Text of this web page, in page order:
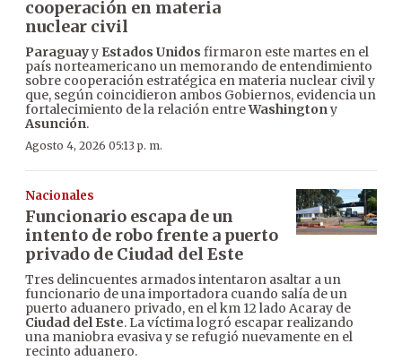
cooperación en materia
nuclear civil
Paraguayy Estados Unidos firmaron este martes en el
país norteamericano un memorando de entendimiento
sobre cooperación estratégica en materia nuclear civil y
que, según coincidieron ambos Gobiernos, evidencia un
fortalecimiento de la relación entreWashingtony
Asunción.
Agosto 4, 2026 05:13 p. m.
Nacionales
Funcionario escapa de un
intento de robo frente a puerto
privado de Ciudad del Este
Tres delincuentes armados intentaron asaltar a un
funcionario de una importadora cuando salía de un
puerto aduanero privado, en el km 12 lado Acaray de
Ciudad del Este. La víctima logró escapar realizando
una maniobra evasiva y se refugió nuevamente en el
recinto aduanero.